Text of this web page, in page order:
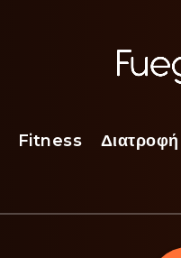
Fitness Διατροφή